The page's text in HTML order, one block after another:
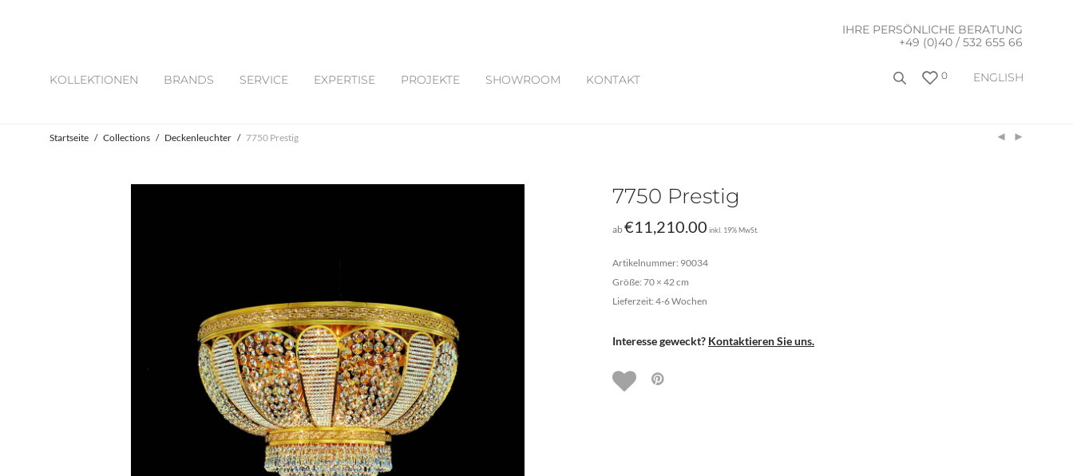
IHRE PERSÖNLICHE BERATUNG
+49 (0)40 / 532 655 66
KOLLEKTIONEN BRANDS SERVICE EXPERTISE PROJEKTE SHOWROOM KONTAKT ENGLISH
0
Startseite / Collections / Deckenleuchter / 7750 Prestig
7750 Prestig
ab€11,210.00 inkl. 19% MwSt.
Artikelnummer: 90034
Größe: 70 × 42 cm
Lieferzeit: 4-6 Wochen
Interesse geweckt? Kontaktieren Sie uns.